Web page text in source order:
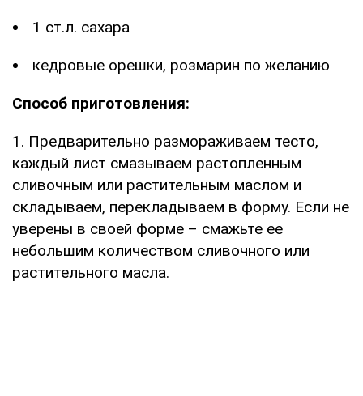
1 ст.л. сахара
кедровые орешки, розмарин по желанию
Способ приготовления:
1. Предварительно размораживаем тесто,
каждый лист смазываем растопленным
сливочным или растительным маслом и
складываем, перекладываем в форму. Если не
уверены в своей форме – смажьте ее
небольшим количеством сливочного или
растительного масла.